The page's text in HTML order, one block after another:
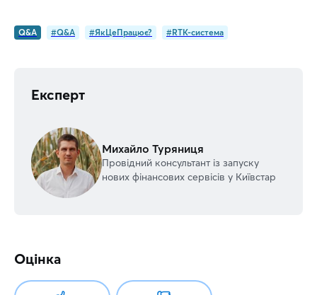
Q&A #Q&A #ЯкЦеПрацює? #RTK-система
Експерт
Михайло Туряниця
Провідний консультант із запуску
нових фінансових сервісів у Київстар
Оцінка